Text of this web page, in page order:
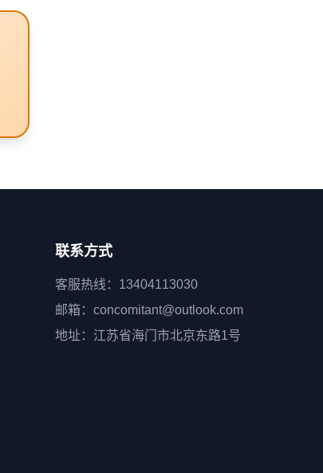
联系方式
客服热线：13404113030
邮箱：concomitant@outlook.com
地址：江苏省海门市北京东路1号